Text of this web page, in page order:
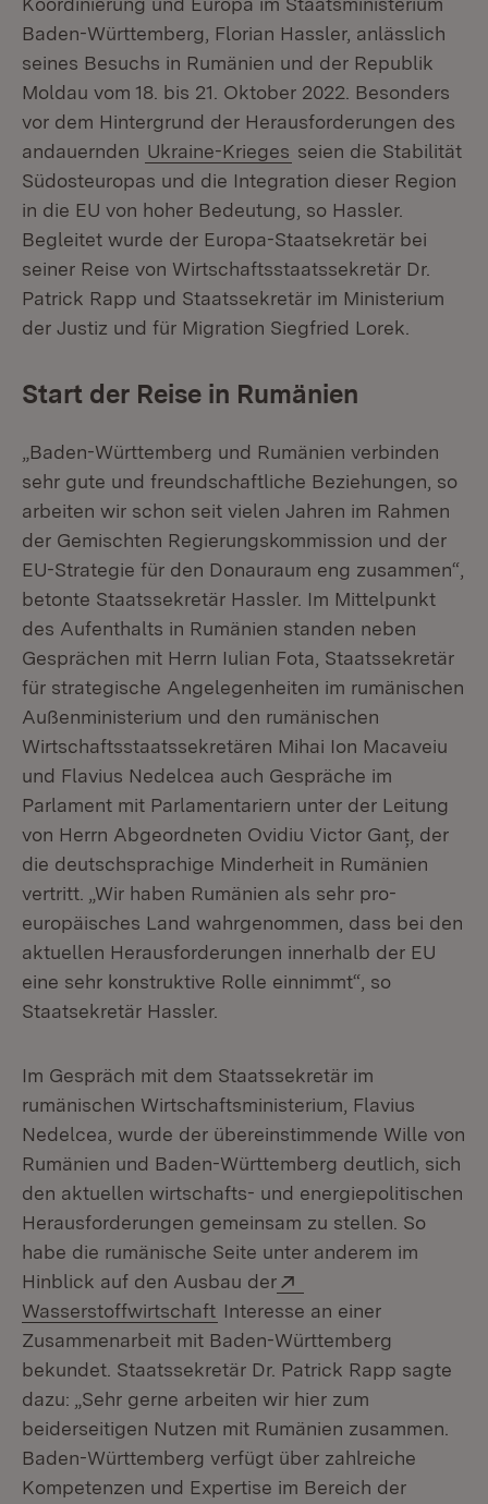
Baden-Württemberg, Florian Hassler, anlässlich
seines Besuchs in Rumänien und der Republik
Moldau vom 18. bis 21. Oktober 2022. Besonders
vor dem Hintergrund der Herausforderungen des
andauernden Ukraine-Krieges seien die Stabilität
Südosteuropas und die Integration dieser Region
in die EU von hoher Bedeutung, so Hassler.
Begleitet wurde der Europa-Staatsekretär bei
seiner Reise von Wirtschaftsstaatssekretär Dr.
Patrick Rapp und Staatssekretär im Ministerium
der Justiz und für Migration Siegfried Lorek.
Start der Reise in Rumänien
„Baden-Württemberg und Rumänien verbinden
sehr gute und freundschaftliche Beziehungen, so
arbeiten wir schon seit vielen Jahren im Rahmen
der Gemischten Regierungskommission und der
EU-Strategie für den Donauraum eng zusammen“,
betonte Staatssekretär Hassler. Im Mittelpunkt
des Aufenthalts in Rumänien standen neben
Gesprächen mit Herrn Iulian Fota, Staatssekretär
für strategische Angelegenheiten im rumänischen
Außenministerium und den rumänischen
Wirtschaftsstaatssekretären Mihai Ion Macaveiu
und Flavius Nedelcea auch Gespräche im
Parlament mit Parlamentariern unter der Leitung
von Herrn Abgeordneten Ovidiu Victor Ganț, der
die deutschsprachige Minderheit in Rumänien
vertritt. „Wir haben Rumänien als sehr pro-
europäisches Land wahrgenommen, dass bei den
aktuellen Herausforderungen innerhalb der EU
eine sehr konstruktive Rolle einnimmt“, so
Staatsekretär Hassler.
Im Gespräch mit dem Staatssekretär im
rumänischen Wirtschaftsministerium, Flavius
Nedelcea, wurde der übereinstimmende Wille von
Rumänien und Baden-Württemberg deutlich, sich
den aktuellen wirtschafts- und energiepolitischen
Herausforderungen gemeinsam zu stellen. So
habe die rumänische Seite unter anderem im
Hinblick auf den Ausbau der
Wasserstoffwirtschaft (Öffnet in neuem Fenster)
Interesse an einer
Zusammenarbeit mit Baden-Württemberg
bekundet. Staatssekretär Dr. Patrick Rapp sagte
dazu: „Sehr gerne arbeiten wir hier zum
beiderseitigen Nutzen mit Rumänien zusammen.
Baden-Württemberg verfügt über zahlreiche
Kompetenzen und Expertise im Bereich der